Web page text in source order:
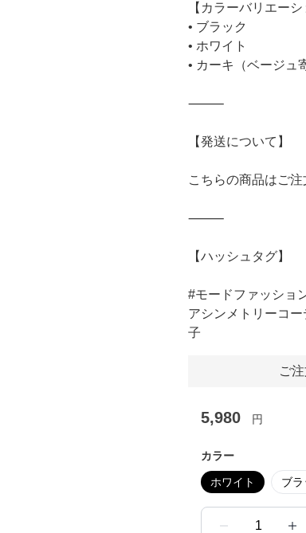
【カラーバリエーシ
• ブラック
• ホワイト
• カーキ（ベージュ
⸻
【発送について】
こちらの商品はご
⸻
【ハッシュタグ】
#モードファッショ
アシンメトリーコ
子
ご
5,980 円
カラー
ホワイト ブラ
1